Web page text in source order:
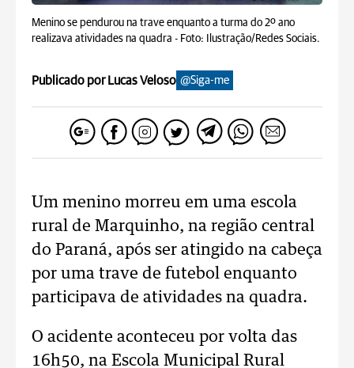
Menino se pendurou na trave enquanto a turma do 2º ano
realizava atividades na quadra - Foto: Ilustração/Redes Sociais.
Publicado por Lucas Veloso @Siga-me
Um menino morreu em uma escola
rural de Marquinho, na região central
do Paraná, após ser atingido na cabeça
por uma trave de futebol enquanto
participava de atividades na quadra.
O acidente aconteceu por volta das
16h50, na Escola Municipal Rural